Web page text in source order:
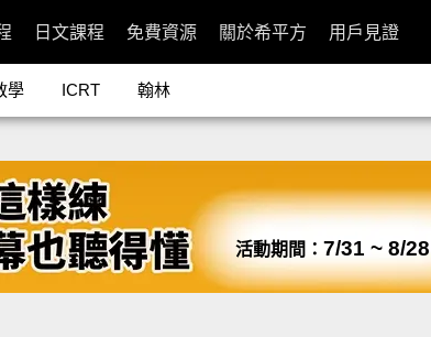
日文課程 免費資源 關於希平方 用戶見證
學 ICRT 翰林
活動期間： 7/31 ~ 8/28